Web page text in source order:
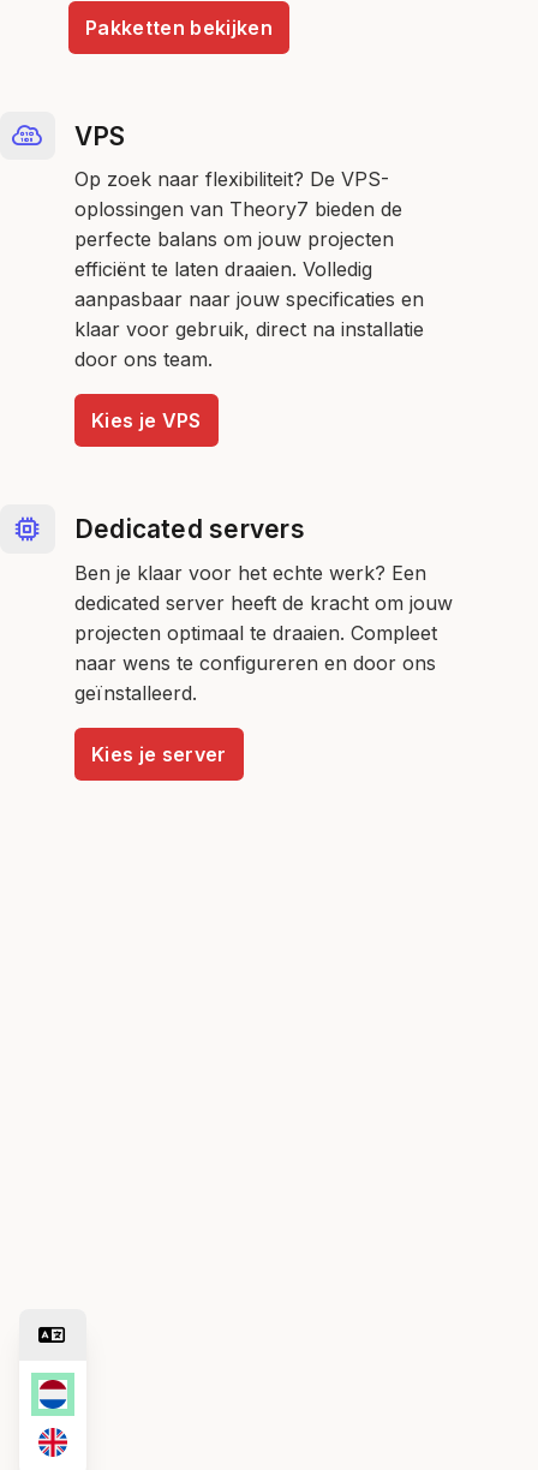
Pakketten bekijken
VPS
Op zoek naar flexibiliteit? De VPS-
oplossingen van Theory7 bieden de
perfecte balans om jouw projecten
efficiënt te laten draaien. Volledig
aanpasbaar naar jouw specificaties en
klaar voor gebruik, direct na installatie
door ons team.
Kies je VPS
Dedicated servers
Ben je klaar voor het echte werk? Een
dedicated server heeft de kracht om jouw
projecten optimaal te draaien. Compleet
naar wens te configureren en door ons
geïnstalleerd.
Kies je server